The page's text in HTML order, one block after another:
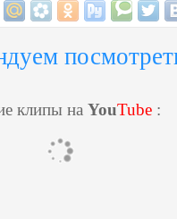
клипы на YouTube: